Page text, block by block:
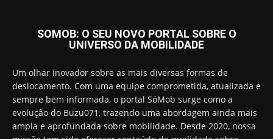
SOMOB: O SEU NOVO PORTAL SOBRE O
UNIVERSO DA MOBILIDADE
Um olhar inovador sobre as mais diversas formas de
deslocamento. Com uma equipe comprometida, atualizada e
sempre bem informada, o portal SóMob surge como a
evolução do Buzu071, trazendo uma abordagem ainda mais
ampla e aprofundada sobre mobilidade. Desde 2020, nossa